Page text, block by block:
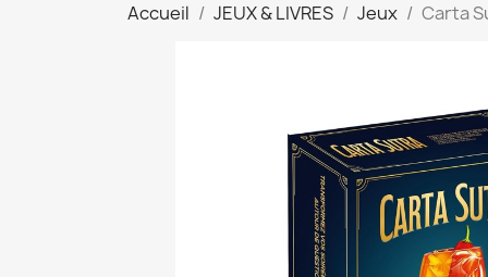
Accueil JEUX & LIVRES Jeux Carta